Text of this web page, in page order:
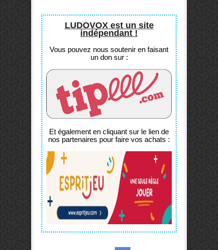
LUDOVOX est un site
indépendant !
Vous pouvez nous soutenir en faisant
un don sur :
Et également en cliquant sur le lien de
nos partenaires pour faire vos achats :